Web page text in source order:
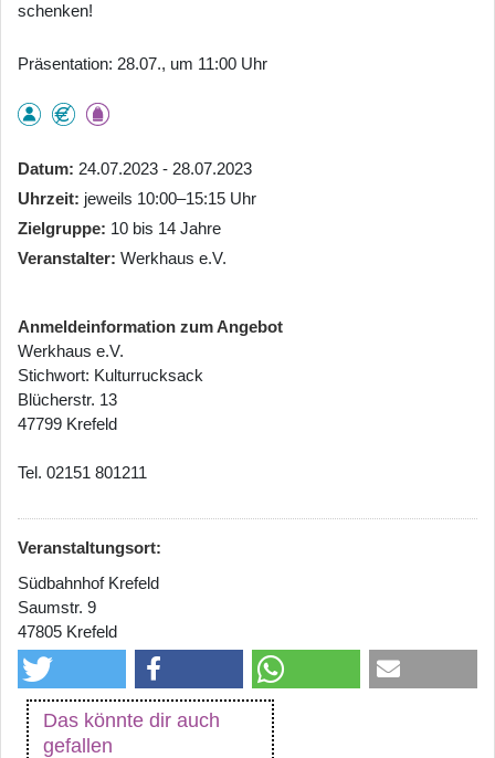
schenken!
Präsentation: 28.07., um 11:00 Uhr
Datum 24.07.2023 - 28.07.2023
Uhrzeit jeweils 10:00–15:15 Uhr
Zielgruppe 10 bis 14 Jahre
Veranstalter Werkhaus e.V.
Anmeldeinformation zum Angebot
Werkhaus e.V.
Stichwort: Kulturrucksack
Blücherstr. 13
47799 Krefeld
Tel. 02151 801211
Veranstaltungsort:
Südbahnhof Krefeld
Saumstr. 9
47805 Krefeld
Das könnte dir auch
gefallen